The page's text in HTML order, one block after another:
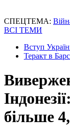
СПЕЦТЕМА:
ВСІ ТЕМИ
Вступ
Теракт в
більше